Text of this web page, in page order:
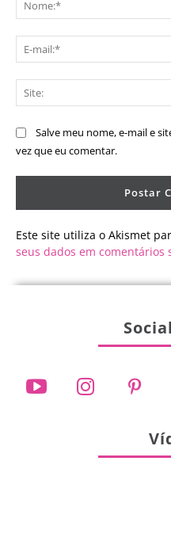
Salve meu nome, e-mail e
vez que eu comentar.
Este site utiliza o Akismet
seus dados em comentários